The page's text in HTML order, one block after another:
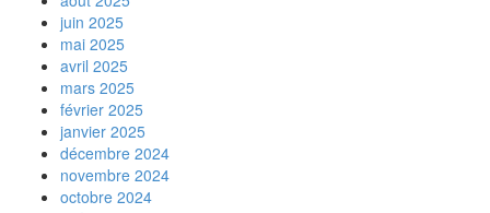
juin 2025
mai 2025
avril 2025
mars 2025
février 2025
janvier 2025
décembre 2024
novembre 2024
octobre 2024